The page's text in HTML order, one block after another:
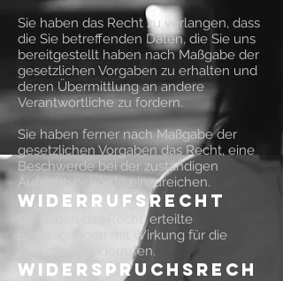
Sie haben das Recht zu verlangen, dass
die Sie betreffenden Daten, die Sie uns
bereitgestellt haben nach Maßgabe der
gesetzlichen Vorgaben zu erhalten und
deren Übermittlung an andere
Verantwortliche zu fordern.
Sie haben ferner nach Maßgabe der
gesetzlichen Vorgaben das Recht, eine
Beschwerde bei der zuständigen
Aufsichtsbehörde einzureichen.
Widerrufsrecht
Sie haben das Recht, erteilte
Einwilligungen mit Wirkung für die
Zukunft zu widerrufen.
Widerspruchsrech